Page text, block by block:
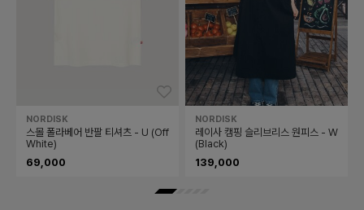
좋아요
NORDISK
스몰 폴라베어 반팔 티셔츠 - U (Off
White)
69,000
NORDISK
레이사 캠핑 슬리브리스 원피스 - W
(Black)
139,000